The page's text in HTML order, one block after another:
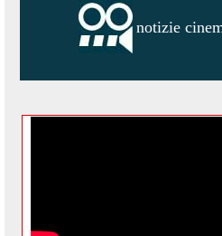
notizie